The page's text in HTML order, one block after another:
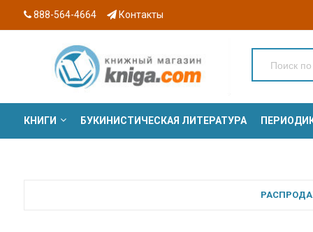
888-564-4664 Контакты
КНИГИ БУКИНИСТИЧЕСКАЯ ЛИТЕРАТУРА